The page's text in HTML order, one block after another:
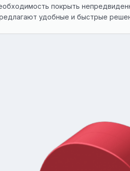
покрыть
удобные и быстрые